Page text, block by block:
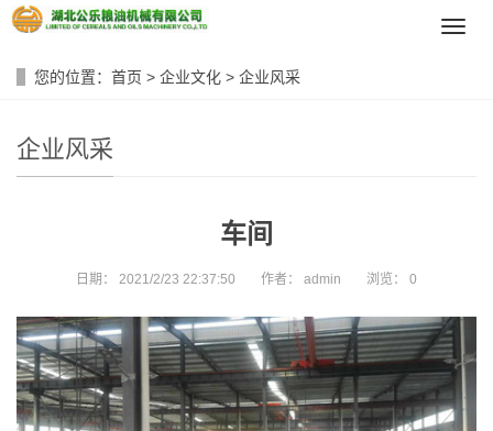
导
您的位置： 首页 > 企业文化 > 企业风采
企业风采
车间
日期： 2021/2/23 22:37:50 作者： admin 浏览： 0